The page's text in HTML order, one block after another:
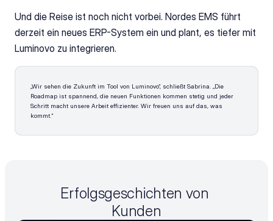
Und die Reise ist noch nicht vorbei. Nordes EMS führt
derzeit ein neues ERP-System ein und plant, es tiefer mit
Luminovo zu integrieren.
„Wir sehen die Zukunft im Tool von Luminovo“, schließt Sabrina. „Die
Roadmap ist spannend, die neuen Funktionen kommen stetig und jeder
Schritt macht unsere Arbeit effizienter. Wir freuen uns auf das, was
kommt.“
Erfolgsgeschichten von
Kunden